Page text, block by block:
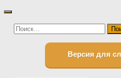
Найти:
Версия для